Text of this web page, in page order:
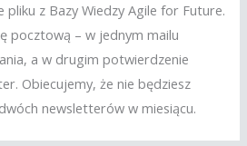
pliku z Bazy Wiedzy Agile for Future.
pocztową – w jednym mailu
a w drugim potwierdzenie
Obiecujemy, że nie będziesz
newsletterów w miesiącu.